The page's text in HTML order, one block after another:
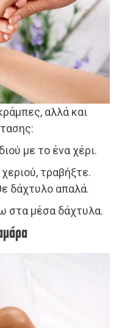
αλλά και
με το ένα χέρι.
τραβήξτε.
δάχτυλο απαλά.
στα μέσα δάχτυλα.